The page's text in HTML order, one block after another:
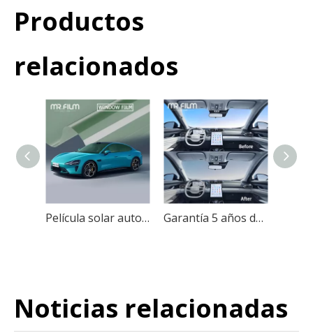
Productos
relacionados
Película solar autoadhesiva para ventana de coche, tinte de vidrio para coche Garantía 5 años de tinte de aislamiento de ventana de película nanocerámica
Noticias relacionadas